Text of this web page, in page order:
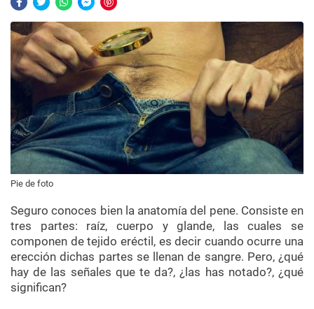
Pie de foto
Seguro conoces bien la anatomía del pene. Consiste en
tres partes: raíz, cuerpo y glande, las cuales se
componen de tejido eréctil, es decir cuando ocurre una
erección dichas partes se llenan de sangre. Pero, ¿qué
hay de las señales que te da?, ¿las has notado?, ¿qué
significan?